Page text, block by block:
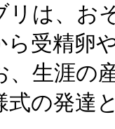
リは、お
ら受精卵
、生涯の
式の発達